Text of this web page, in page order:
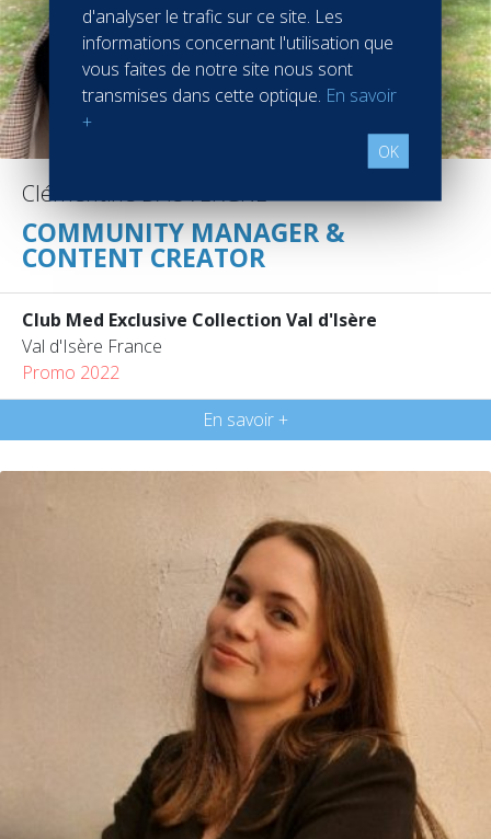
Clémentine DAUVERGNE
COMMUNITY MANAGER &
CONTENT CREATOR
Club Med Exclusive Collection Val d'Isère
Val d'Isère France
Promo 2022
En savoir +
d'analyser le trafic sur ce site. Les
informations concernant l'utilisation que
vous faites de notre site nous sont
transmises dans cette optique. En savoir
+
OK